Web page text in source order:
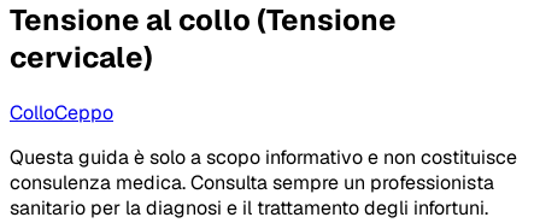
Tensione al collo (Tensione
cervicale)
ColloCeppo
Questa guida è solo a scopo informativo e non costituisce
consulenza medica. Consulta sempre un professionista
sanitario per la diagnosi e il trattamento degli infortuni.